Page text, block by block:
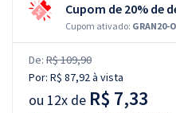
Cupom de 20% de
Cupom ativado: GRAN20-
De: R$ 109,90
Por: R$ 87,92à vista
ou 12x de R$ 7,33